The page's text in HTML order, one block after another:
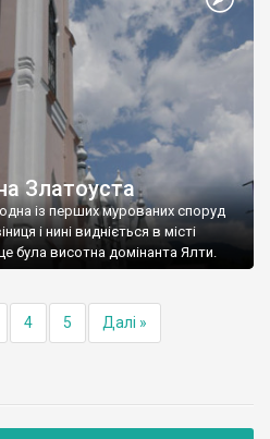
Златоуста
із перших мурованих споруд
і нині видніється в місті
була висотна домінанта Ялти.
4 5 Далі »